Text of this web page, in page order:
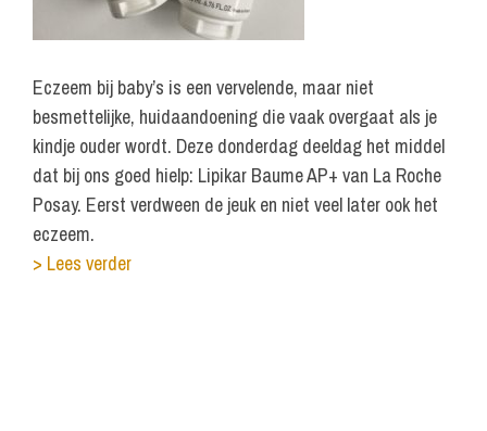
Eczeem bij baby’s is een vervelende, maar niet
besmettelijke, huidaandoening die vaak overgaat als je
kindje ouder wordt. Deze donderdag deeldag het middel
dat bij ons goed hielp: Lipikar Baume AP+ van La Roche
Posay. Eerst verdween de jeuk en niet veel later ook het
eczeem.
> Lees verder